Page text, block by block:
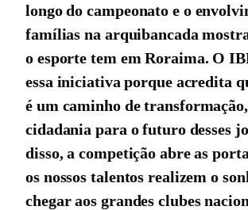
longo do campeonato e o
famílias na arquibancada
o esporte tem em Roraima. O
essa iniciativa porque acredita
é um caminho de
cidadania para o futuro desses
disso, a competição abre as
os nossos talentos realizem o
chegar aos grandes clubes